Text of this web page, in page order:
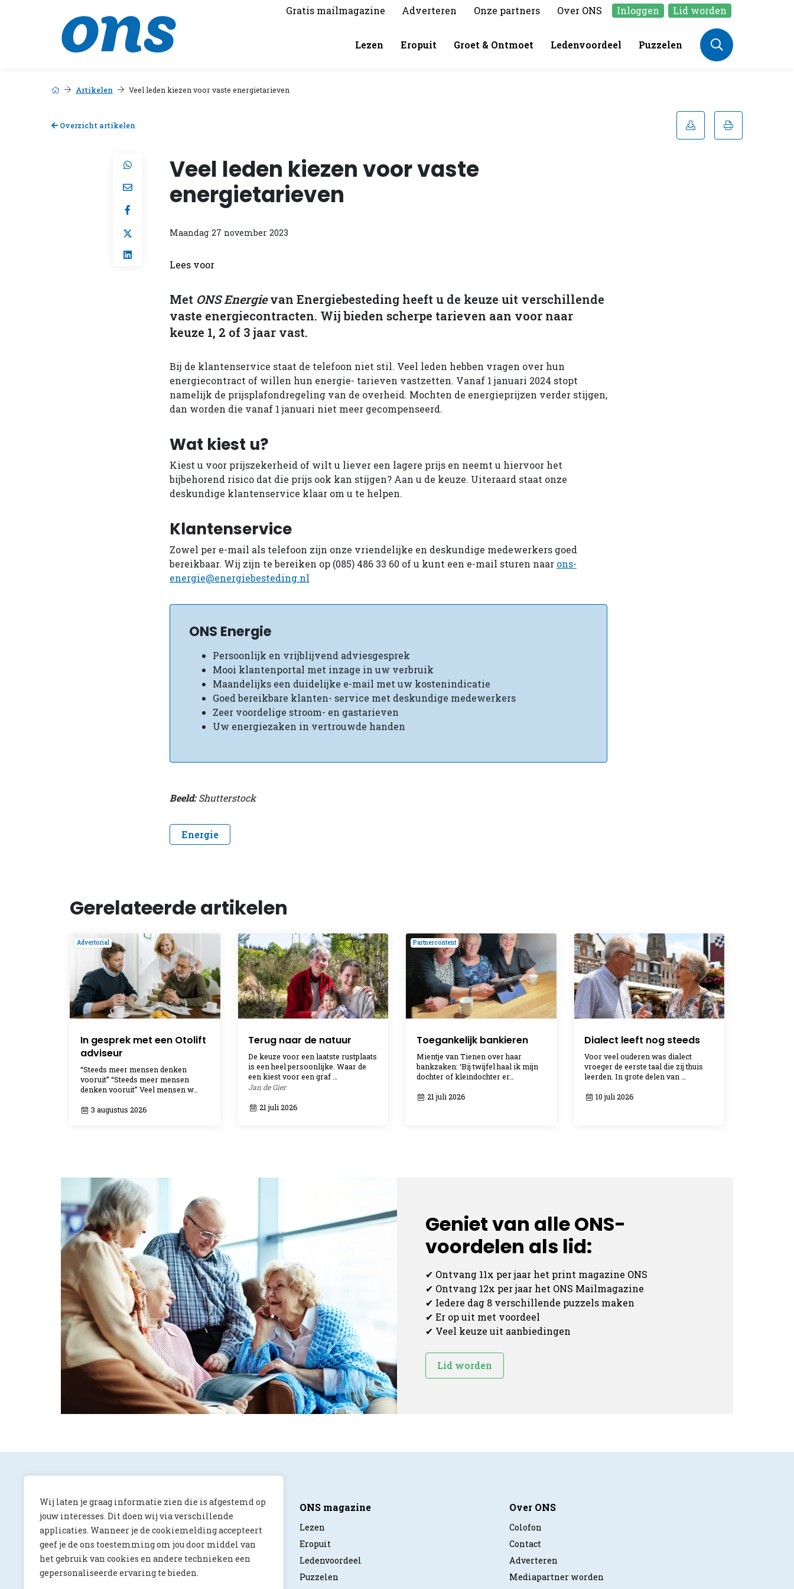
Wij laten je graag informatie zien die is afgestemd op
jouw interesses. Dit doen wij via verschillende
applicaties. Wanneer je de cookiemelding accepteert
geef je de ons toestemming om jou door middel van
het gebruik van cookies en andere technieken een
gepersonaliseerde ervaring te bieden.
Gratis mailmagazine Adverteren Onze partners Over ONS Inloggen Lid worden
Lezen Eropuit Groet & Ontmoet Ledenvoordeel Puzzelen
Artikelen Veel leden kiezen voor vaste energietarieven
Overzicht artikelen
Veel leden kiezen voor vaste
energietarieven
Maandag 27 november 2023
Lees voor
Met ONS Energievan Energiebesteding heeft u de keuze uit verschillende
vaste energiecontracten. Wij bieden scherpe tarieven aan voor naar
keuze 1, 2 of 3 jaar vast.
Bij de klantenservice staat de telefoon niet stil. Veel leden hebben vragen over hun
energiecontract of willen hun energie- tarieven vastzetten. Vanaf 1 januari 2024 stopt
namelijk de prijsplafondregeling van de overheid. Mochten de energieprijzen verder stijgen,
dan worden die vanaf 1 januari niet meer gecompenseerd.
Wat kiest u?
Kiest u voor prijszekerheid of wilt u liever een lagere prijs en neemt u hiervoor het
bijbehorend risico dat die prijs ook kan stijgen? Aan u de keuze. Uiteraard staat onze
deskundige klantenservice klaar om u te helpen.
Klantenservice
Zowel per e-mail als telefoon zijn onze vriendelijke en deskundige medewerkers goed
bereikbaar. Wij zijn te bereiken op (085) 486 33 60 of u kunt een e-mail sturen naar ons-
energie@energiebesteding.nl
ONS Energie
Persoonlijk en vrijblijvend adviesgesprek
Mooi klantenportal met inzage in uw verbruik
Maandelijks een duidelijke e-mail met uw kostenindicatie
Goed bereikbare klanten- service met deskundige medewerkers
Zeer voordelige stroom- en gastarieven
Uw energiezaken in vertrouwde handen
Beeld:Shutterstock
Energie
Gerelateerde artikelen
In gesprek met een Otolift
adviseur
“Steeds meer mensen denken
vooruit” “Steeds meer mensen
denken vooruit” Veel mensen w…
3 augustus 2026
Advertorial
Terug naar de natuur
De keuze voor een laatste rustplaats
is een heel persoonlijke. Waar de
een kiest voor een graf …
Jan de Gier
21 juli 2026
Toegankelijk bankieren
Mientje van Tienen over haar
bankzaken: ‘Bij twijfel haal ik mijn
dochter of kleindochter er…
21 juli 2026
Partnercontent
Dialect leeft nog steeds
Voor veel ouderen was dialect
vroeger de eerste taal die zij thuis
leerden. In grote delen van …
10 juli 2026
Geniet van alle ONS-
voordelen als lid:
✔ Ontvang 11x per jaar het print magazine ONS
✔ Ontvang 12x per jaar het ONS Mailmagazine
✔ Iedere dag 8 verschillende puzzels maken
✔ Er op uit met voordeel
✔ Veel keuze uit aanbiedingen
Lid worden
Albert Luthulilaan 10
5231 HV ‘s-Hertogenbosch
redactie@onsmagazine.nl
ONS magazine
Lezen
Eropuit
Ledenvoordeel
Puzzelen
Over ONS
Colofon
Contact
Adverteren
Mediapartner worden